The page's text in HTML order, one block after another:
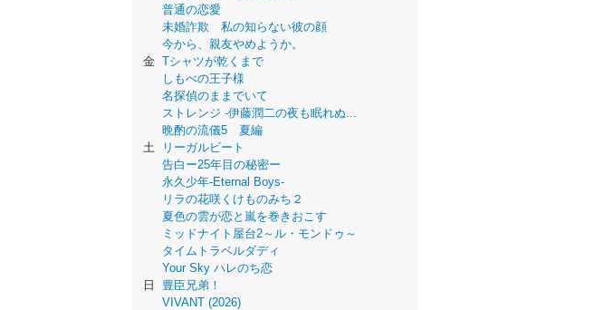
普通の恋愛
未婚詐欺 私の知らない彼の顔
今から、親友やめようか。
金 Tシャツが乾くまで
しもべの王子様
名探偵のままでいて
ストレンジ -伊藤潤二の夜も眠れぬ...
晩酌の流儀5 夏編
土
リーガルビート
告白ー25年目の秘密ー
永久少年-Eternal Boys-
リラの花咲くけものみち２
夏色の雲が恋と嵐を巻きおこす
ミッドナイト屋台2～ル・モンドゥ～
タイムトラベルダディ
Your Sky ハレのち恋
日
豊臣兄弟！
VIVANT (2026)